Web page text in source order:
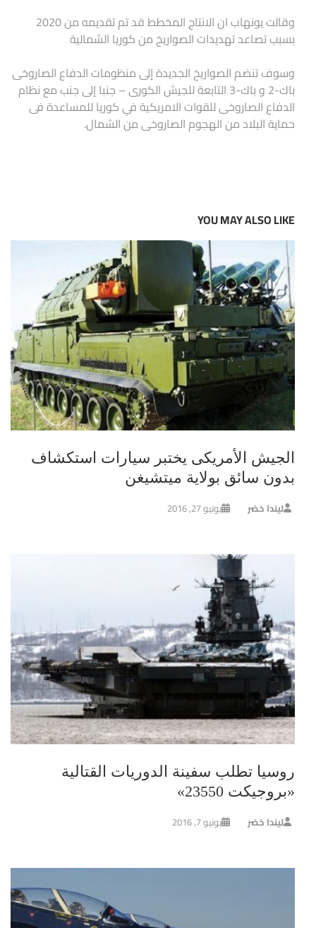
وقالت يونهاب ان الانتاج المخطط قد تم تقديمه من 2020
بسبب تصاعد تهديدات الصواريخ من كوريا الشمالية
وسوف تنضم الصواريخ الجديدة إلى منظومات الدفاع الصاروخى
باك-2 و باك-3 التابعة للجيش الكورى – جنبا إلى جنب مع نظام
الدفاع الصاروخى للقوات الامريكية في كوريا للمساعدة فى
حماية البلاد من الهجوم الصاروخى من الشمال.
YOU MAY ALSO LIKE
الجيش الأمريكى يختبر سيارات استكشاف
بدون سائق بولاية ميتشيغن
ليندا خضر يونيو 27, 2016
روسيا تطلب سفينة الدوريات القتالية
«بروجيكت 23550»
ليندا خضر يونيو 7, 2016